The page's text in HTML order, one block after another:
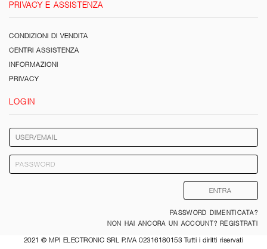
PRIVACY E ASSISTENZA
CONDIZIONI DI VENDITA
CENTRI ASSISTENZA
INFORMAZIONI
PRIVACY
LOGIN
PASSWORD DIMENTICATA?
NON HAI ANCORA UN ACCOUNT? REGISTRATI
2021 © MPI ELECTRONIC SRL P.IVA 02316180153 Tutti i diritti riservati